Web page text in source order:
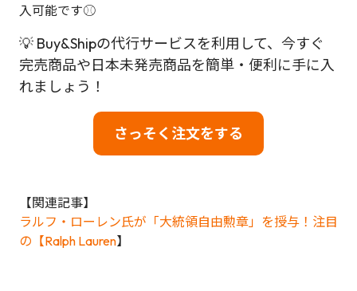
入可能です⚾
💡 Buy&Shipの代行サービスを利用して、今すぐ
完売商品や日本未発売商品を簡単・便利に手に入
れましょう！
さっそく注文をする
【関連記事】
ラルフ・ローレン氏が「大統領自由勲章」を授与！注目
の【Ralph Lauren】